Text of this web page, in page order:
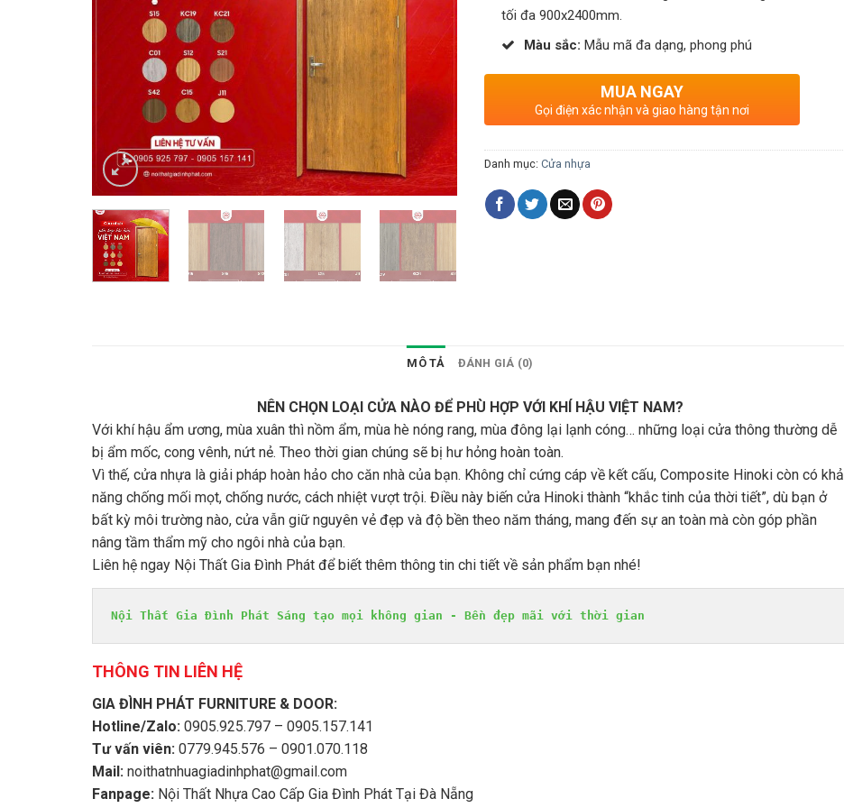
tối đa 900x2400mm.
Màu sắc: Mẫu mã đa dạng, phong phú
MUA NGAY
Gọi điện xác nhận và giao hàng tận nơi
Danh mục: Cửa nhựa
MÔ TẢ ĐÁNH GIÁ (0)
NÊN CHỌN LOẠI CỬA NÀO ĐỂ PHÙ HỢP VỚI KHÍ HẬU VIỆT NAM?
Với khí hậu ẩm ương, mùa xuân thì nồm ẩm, mùa hè nóng rang, mùa đông lại lạnh cóng… những loại cửa thông thường dễ
bị ẩm mốc, cong vênh, nứt nẻ. Theo thời gian chúng sẽ bị hư hỏng hoàn toàn.
Vì thế, cửa nhựa là giải pháp hoàn hảo cho căn nhà của bạn. Không chỉ cứng cáp về kết cấu, Composite Hinoki còn có khả
năng chống mối mọt, chống nước, cách nhiệt vượt trội. Điều này biến cửa Hinoki thành “khắc tinh của thời tiết”, dù bạn ở
bất kỳ môi trường nào, cửa vẫn giữ nguyên vẻ đẹp và độ bền theo năm tháng, mang đến sự an toàn mà còn góp phần
nâng tầm thẩm mỹ cho ngôi nhà của bạn.
Liên hệ ngay Nội Thất Gia Đình Phát để biết thêm thông tin chi tiết về sản phẩm bạn nhé!
Nội Thất Gia Đình Phát Sáng tạo mọi không gian - Bền đẹp mãi với thời gian
THÔNG TIN LIÊN HỆ
GIA ĐÌNH PHÁT FURNITURE & DOOR:
Hotline/Zalo: 0905.925.797 – 0905.157.141
Tư vấn viên: 0779.945.576 – 0901.070.118
Mail: noithatnhuagiadinhphat@gmail.com
Fanpage: Nội Thất Nhựa Cao Cấp Gia Đình Phát Tại Đà Nẵng